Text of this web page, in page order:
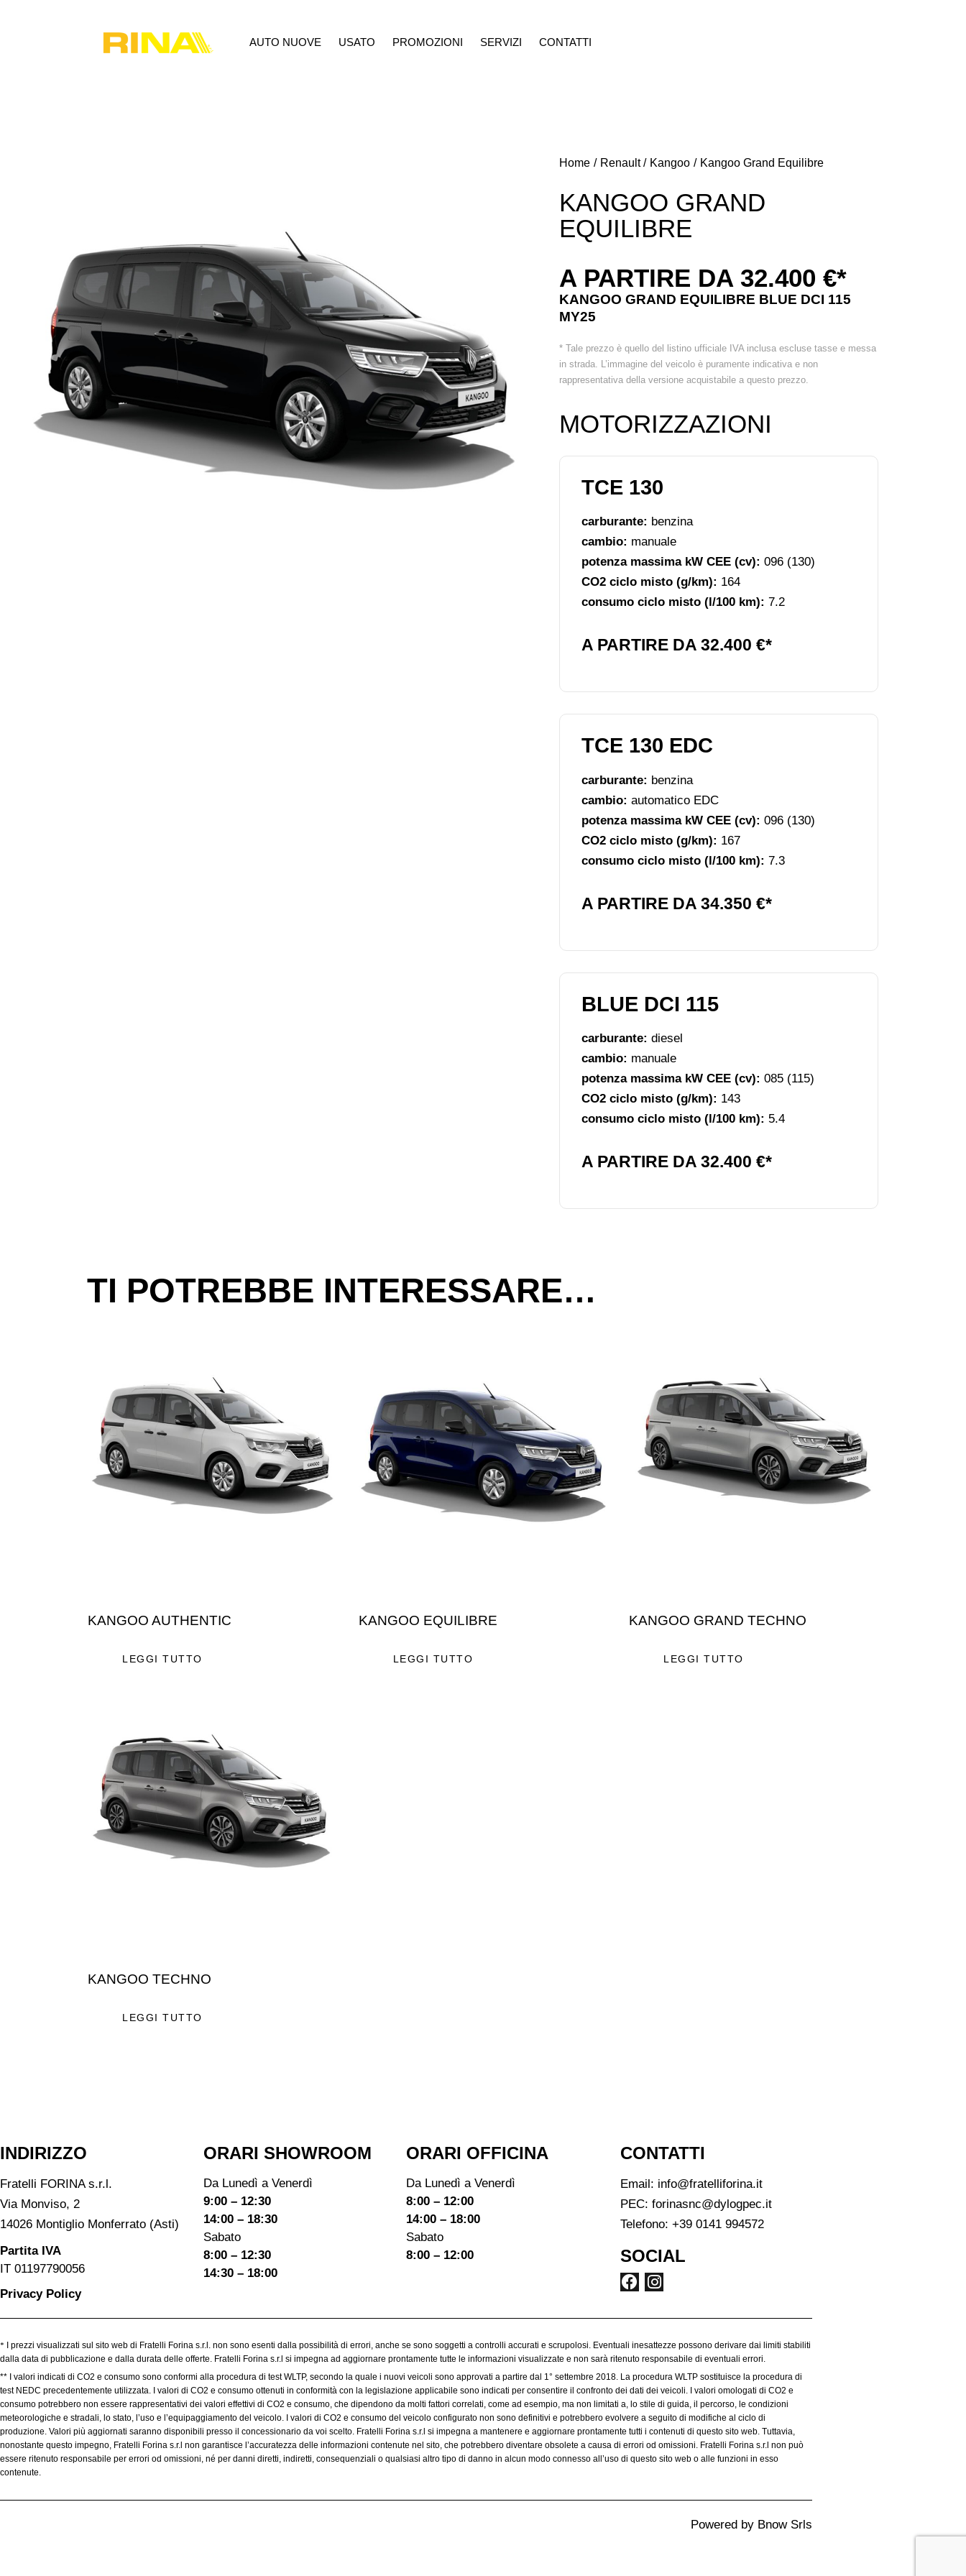
AUTO NUOVE USATO PROMOZIONI SERVIZI CONTATTI
Home Renault Kangoo Kangoo Grand Equilibre
KANGOO GRAND
EQUILIBRE
A PARTIRE DA 32.400 €*
KANGOO GRAND EQUILIBRE BLUE DCI 115
MY25
* Tale prezzo è quello del listino ufficiale IVA inclusa escluse tasse e messa
in strada. L’immagine del veicolo è puramente indicativa e non
rappresentativa della versione acquistabile a questo prezzo.
MOTORIZZAZIONI
TCE 130
carburante: benzina
cambio: manuale
potenza massima kW CEE (cv): 096 (130)
CO2 ciclo misto (g/km): 164
consumo ciclo misto (l/100 km): 7.2
A PARTIRE DA 32.400 €*
TCE 130 EDC
carburante: benzina
cambio: automatico EDC
potenza massima kW CEE (cv): 096 (130)
CO2 ciclo misto (g/km): 167
consumo ciclo misto (l/100 km): 7.3
A PARTIRE DA 34.350 €*
BLUE DCI 115
carburante: diesel
cambio: manuale
potenza massima kW CEE (cv): 085 (115)
CO2 ciclo misto (g/km): 143
consumo ciclo misto (l/100 km): 5.4
A PARTIRE DA 32.400 €*
TI POTREBBE INTERESSARE…
KANGOO AUTHENTIC
LEGGI TUTTO
KANGOO EQUILIBRE
LEGGI TUTTO
KANGOO GRAND TECHNO
LEGGI TUTTO
KANGOO TECHNO
LEGGI TUTTO
INDIRIZZO
Fratelli FORINA s.r.l.
Via Monviso, 2
14026 Montiglio Monferrato (Asti)
Partita IVA
IT 01197790056
Privacy Policy
ORARI SHOWROOM​
Da Lunedì a Venerdì
9:00 – 12:30
14:00 – 18:30
Sabato
8:00 – 12:30
14:30 – 18:00
ORARI OFFICINA
Da Lunedì a Venerdì
8:00 – 12:00
14:00 – 18:00
Sabato
8:00 – 12:00
CONTATTI
Email: info@fratelliforina.it
PEC: forinasnc@dylogpec.it
Telefono: +39 0141 994572
SOCIAL
* I prezzi visualizzati sul sito web di Fratelli Forina s.r.l. non sono esenti dalla possibilità di errori, anche se sono soggetti a controlli accurati e scrupolosi. Eventuali inesattezze possono derivare dai limiti stabiliti
dalla data di pubblicazione e dalla durata delle offerte. Fratelli Forina s.r.l si impegna ad aggiornare prontamente tutte le informazioni visualizzate e non sarà ritenuto responsabile di eventuali errori.
** I valori indicati di CO2 e consumo sono conformi alla procedura di test WLTP, secondo la quale i nuovi veicoli sono approvati a partire dal 1° settembre 2018. La procedura WLTP sostituisce la procedura di
test NEDC precedentemente utilizzata. I valori di CO2 e consumo ottenuti in conformità con la legislazione applicabile sono indicati per consentire il confronto dei dati dei veicoli. I valori omologati di CO2 e
consumo potrebbero non essere rappresentativi dei valori effettivi di CO2 e consumo, che dipendono da molti fattori correlati, come ad esempio, ma non limitati a, lo stile di guida, il percorso, le condizioni
meteorologiche e stradali, lo stato, l’uso e l’equipaggiamento del veicolo. I valori di CO2 e consumo del veicolo configurato non sono definitivi e potrebbero evolvere a seguito di modifiche al ciclo di
produzione. Valori più aggiornati saranno disponibili presso il concessionario da voi scelto. Fratelli Forina s.r.l si impegna a mantenere e aggiornare prontamente tutti i contenuti di questo sito web. Tuttavia,
nonostante questo impegno, Fratelli Forina s.r.l non garantisce l’accuratezza delle informazioni contenute nel sito, che potrebbero diventare obsolete a causa di errori od omissioni. Fratelli Forina s.r.l non può
essere ritenuto responsabile per errori od omissioni, né per danni diretti, indiretti, consequenziali o qualsiasi altro tipo di danno in alcun modo connesso all’uso di questo sito web o alle funzioni in esso
contenute.
Powered by Bnow Srls